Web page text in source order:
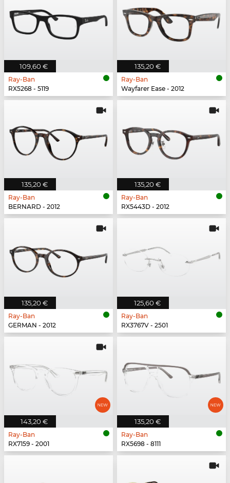
109,60 €
Ray-Ban
RX5268 - 5119
135,20 €
Ray-Ban
Wayfarer Ease - 2012
135,20 €
Ray-Ban
BERNARD - 2012
135,20 €
Ray-Ban
RX5443D - 2012
135,20 €
Ray-Ban
GERMAN - 2012
125,60 €
Ray-Ban
RX3767V - 2501
143,20 €
Ray-Ban
RX7159 - 2001
135,20 €
Ray-Ban
RX5698 - 8111